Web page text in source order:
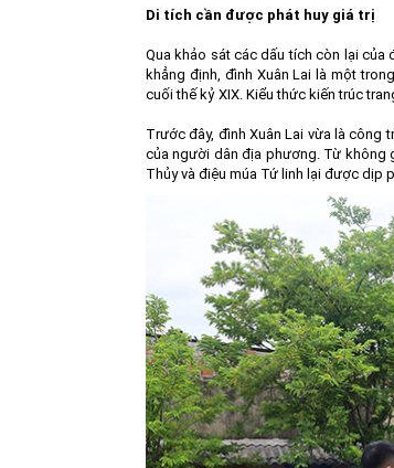
Di tích cần được phát huy giá trị
Qua khảo sát các dấu tích còn lại của
khẳng định, đình Xuân Lai là một
cuối thế kỷ XIX. Kiểu thức kiến trúc
Trước đây, đình Xuân Lai vừa là công
của người dân địa phương. Từ không
Thủy và điệu múa Tứ linh lại được dịp